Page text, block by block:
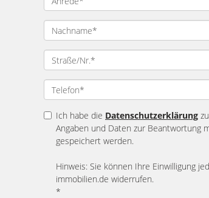
Ich habe die Datenschutzerklärung
Angaben und Daten zur Beantwortung
gespeichert werden.
Hinweis: Sie können Ihre Einwilligung
immobilien.de widerrufen.
*